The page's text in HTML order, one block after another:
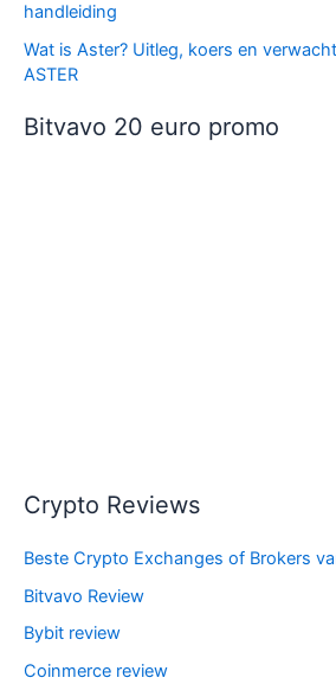
handleiding
Wat is Aster? Uitleg, koers en
ASTER
Bitvavo 20 euro promo
Crypto Reviews
Beste Crypto Exchanges of Brokers
Bitvavo Review
Bybit review
Coinmerce review